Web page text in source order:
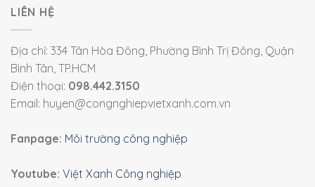
LIÊN HỆ
Địa chỉ: 334 Tân Hòa Đông, Phường Bình Trị Đông, Quận
Bình Tân, TP.HCM
Điện thoại: 098.442.3150
Email: huyen@congnghiepvietxanh.com.vn
Fanpage: Môi trường công nghiệp
Youtube: Việt Xanh Công nghiệp